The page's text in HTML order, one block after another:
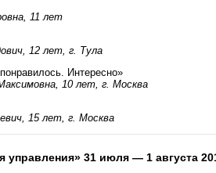
11 лет
12 лет, г. Тула
Интересно»
10 лет, г. Москва
15 лет, г. Москва
управления» 31 июля — 1 августа